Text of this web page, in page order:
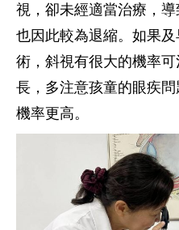
視，卻未經適當治療，
也因此較為退縮。如果
術，斜視有很大的機率
長，多注意孩童的眼疾
機率更高。